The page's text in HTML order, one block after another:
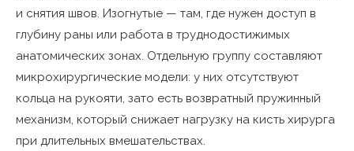
и снятия швов. Изогнутые — там, где нужен доступ в
глубину раны или работа в труднодостижимых
анатомических зонах. Отдельную группу составляют
микрохирургические модели: у них отсутствуют
кольца на рукояти, зато есть возвратный пружинный
механизм, который снижает нагрузку на кисть хирурга
при длительных вмешательствах.